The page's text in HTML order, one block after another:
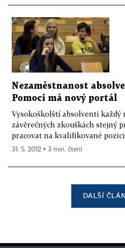
Nezaměstnanost
Pomoci má nový portál
Vysokoškolští absolventi každý
závěrečných zkouškách stejný
pracovat na kvalifikované
31. 5. 2012 ▪ 3 min. čtení
DALŠÍ